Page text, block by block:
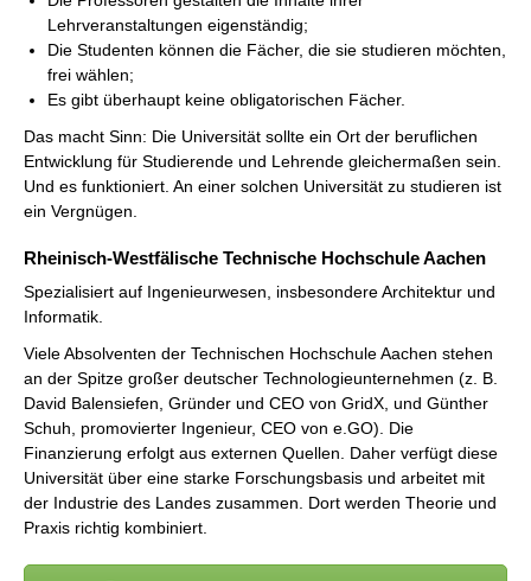
Lehrveranstaltungen eigenständig;
Die Studenten können die Fächer, die sie studieren möchten,
frei wählen;
Es gibt überhaupt keine obligatorischen Fächer.
Das macht Sinn: Die Universität sollte ein Ort der beruflichen
Entwicklung für Studierende und Lehrende gleichermaßen sein.
Und es funktioniert. An einer solchen Universität zu studieren ist
ein Vergnügen.
Rheinisch-Westfӓlische Technische Hochschule Aachen
Spezialisiert auf Ingenieurwesen, insbesondere Architektur und
Informatik.
Viele Absolventen der Technischen Hochschule Aachen stehen
an der Spitze großer deutscher Technologieunternehmen (z. B.
David Balensiefen, Gründer und CEO von GridX, und Günther
Schuh, promovierter Ingenieur, CEO von e.GO). Die
Finanzierung erfolgt aus externen Quellen. Daher verfügt diese
Universität über eine starke Forschungsbasis und arbeitet mit
der Industrie des Landes zusammen. Dort werden Theorie und
Praxis richtig kombiniert.